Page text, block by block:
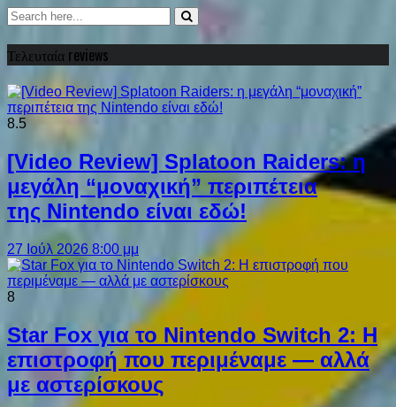
Τελευταία reviews
8.5
[Video Review] Splatoon Raiders: η
μεγάλη “μοναχική” περιπέτεια
της Nintendo είναι εδώ!
27 Ιούλ 2026 8:00 μμ
8
Star Fox για το Nintendo Switch 2: Η
επιστροφή που περιμέναμε — αλλά
με αστερίσκους